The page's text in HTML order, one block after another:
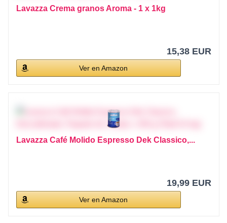
Lavazza Crema granos Aroma - 1 x 1kg
15,38 EUR
Ver en Amazon
Lavazza Café Molido Espresso Dek Classico,...
19,99 EUR
Ver en Amazon